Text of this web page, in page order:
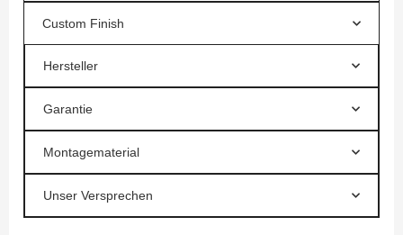
Custom Finish
Hersteller
Garantie
Montagematerial
Unser Versprechen